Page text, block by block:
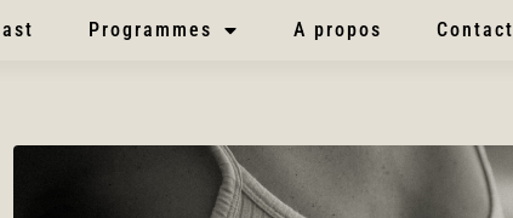
Programmes A propos Contact